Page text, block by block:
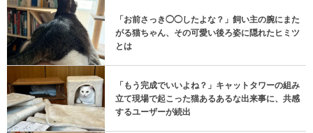
「お前さっき◯◯したよな？」飼い主の腕にまた
がる猫ちゃん、その可愛い後ろ姿に隠れたヒミツ
とは
「もう完成でいいよね？」キャットタワーの組み
立て現場で起こった猫あるあるな出来事に、共感
するユーザーが続出